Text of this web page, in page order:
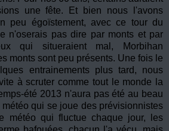
une fête. Et bien nous l'avons
peu égoïstement, avec ce tour du
n'oserais pas dire par monts et par
qui situeraient mal, Morbihan
monts sont peu présents. Une fois le
entrainements plus tard, nous
à scruter comme tout le monde la
été 2013 n'aura pas été au beau
qui se joue des prévisionnistes
météo qui fluctue chaque jour, les